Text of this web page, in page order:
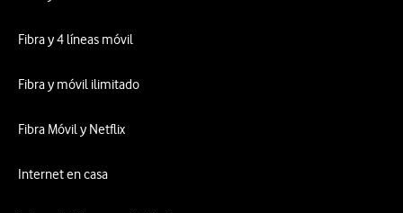
Fibra y 4 líneas móvil
Fibra y móvil ilimitado
Fibra Móvil y Netflix
Internet en casa